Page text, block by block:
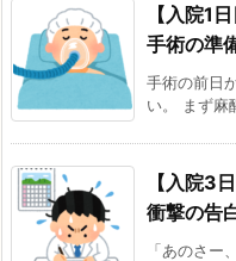
【入院1
手術の準
手術の前日
い。 まず麻
【入院3
衝撃の告
「あのさー